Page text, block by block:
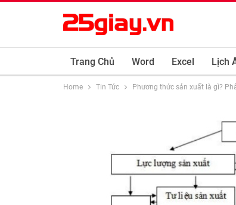
Trang Chủ Word Excel Lịch
Home Tin Tức Phương thức sản xuất là gì?